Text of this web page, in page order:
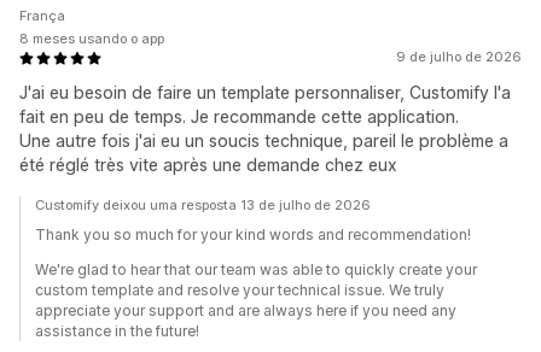
9 de julho de 2026
J'ai eu besoin de faire un template personnaliser, Customify l'a
fait en peu de temps. Je recommande cette application.
Une autre fois j'ai eu un soucis technique, pareil le problème a
été réglé très vite après une demande chez eux
França
8 meses usando o app
Customify deixou uma resposta 13 de julho de 2026
Thank you so much for your kind words and recommendation!
We're glad to hear that our team was able to quickly create your
custom template and resolve your technical issue. We truly
appreciate your support and are always here if you need any
assistance in the future!